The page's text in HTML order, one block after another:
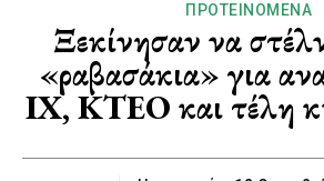
ΠΡΟΤΕΙΝΌΜΕΝΑ
Ξεκίνησαν να
«ραβασάκια» για
ΙΧ, ΚΤΕΟ και τέλη